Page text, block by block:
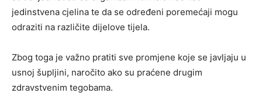
jedinstvena cjelina te da se određeni poremećaji mogu
odraziti na različite dijelove tijela.
Zbog toga je važno pratiti sve promjene koje se javljaju u
usnoj šupljini, naročito ako su praćene drugim
zdravstvenim tegobama.